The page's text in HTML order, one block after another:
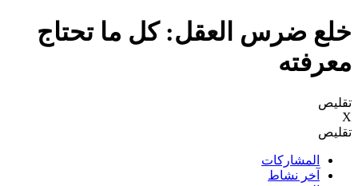
خلع ضرس العقل: كل ما تحتاج
معرفته
تقليص
X
تقليص
المشاركات
آخر نشاط